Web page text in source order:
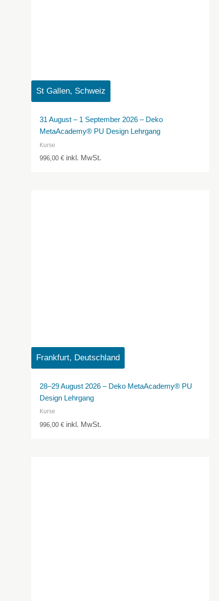
St Gallen, Schweiz
31 August – 1 September 2026 – Deko
MetaAcademy® PU Design Lehrgang
Kurse
996,00€ inkl. MwSt.
Frankfurt, Deutschland
28–29 August 2026 – Deko MetaAcademy® PU
Design Lehrgang
Kurse
996,00€ inkl. MwSt.